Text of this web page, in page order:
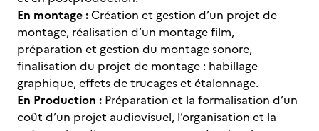
En montage :Création et gestion d’un projet de
montage, réalisation d’un montage film,
préparation et gestion du montage sonore,
finalisation du projet de montage : habillage
graphique, effets de trucages et étalonnage.
En Production : Préparation et la formalisation d’un
coût d’un projet audiovisuel, l’organisation et la